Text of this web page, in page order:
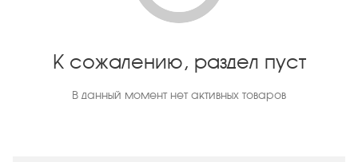
К сожалению, раздел пуст
В данный момент нет активных товаров